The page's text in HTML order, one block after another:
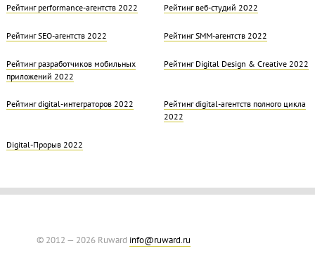
Рейтинг performance-агентств 2022 Рейтинг веб-студий 2022
Рейтинг SEO-агентств 2022 Рейтинг SMM-агентств 2022
Рейтинг разработчиков мобильных
приложений 2022
Рейтинг Digital Design & Creative 2022
Рейтинг digital-интеграторов 2022
Рейтинг digital-агентств полного цикла
2022
Digital-Прорыв 2022
© 2012 — 2026 Ruward info@ruward.ru